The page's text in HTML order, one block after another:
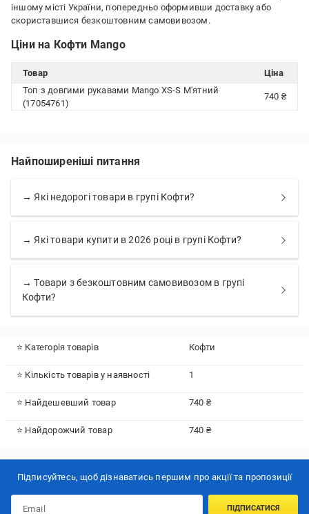
іншому місті України, попередньо оформивши доставку або
скориставшися безкоштовним самовивозом.
Ціни на Кофти Mango
Товар
Ціна
Топ з довгими рукавами Mango XS-S М'ятний
(17054761)
740 ₴
Найпоширеніші питання
→ Які недорогі товари в групі Кофти?
→ Які товари купити в 2026 році в групі Кофти?
→ Товари з безкоштовним самовивозом в групі
Кофти?
⭐ Категорія товарів Кофти
⭐ Кількість товарів у наявності 1
⭐ Найдешевший товар 740 ₴
⭐ Найдорожчий товар 740 ₴
Підписуйтесь, щоб дізнаватись першим про акції та пропозиції
ПІДПИСАТИСЯ